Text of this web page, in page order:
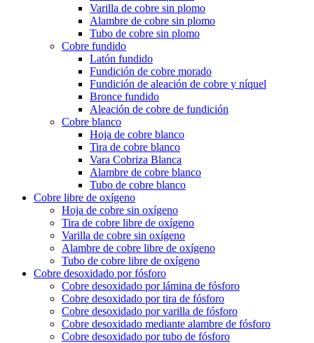
Varilla de cobre sin plomo
Alambre de cobre sin plomo
Tubo de cobre sin plomo
Cobre fundido
Latón fundido
Fundición de cobre morado
Fundición de aleación de cobre y níquel
Bronce fundido
Aleación de cobre de fundición
Cobre blanco
Hoja de cobre blanco
Tira de cobre blanco
Vara Cobriza Blanca
Alambre de cobre blanco
Tubo de cobre blanco
Cobre libre de oxígeno
Hoja de cobre sin oxígeno
Tira de cobre libre de oxígeno
Varilla de cobre sin oxígeno
Alambre de cobre libre de oxígeno
Tubo de cobre libre de oxígeno
Cobre desoxidado por fósforo
Cobre desoxidado por lámina de fósforo
Cobre desoxidado por tira de fósforo
Cobre desoxidado por varilla de fósforo
Cobre desoxidado mediante alambre de fósforo
Cobre desoxidado por tubo de fósforo